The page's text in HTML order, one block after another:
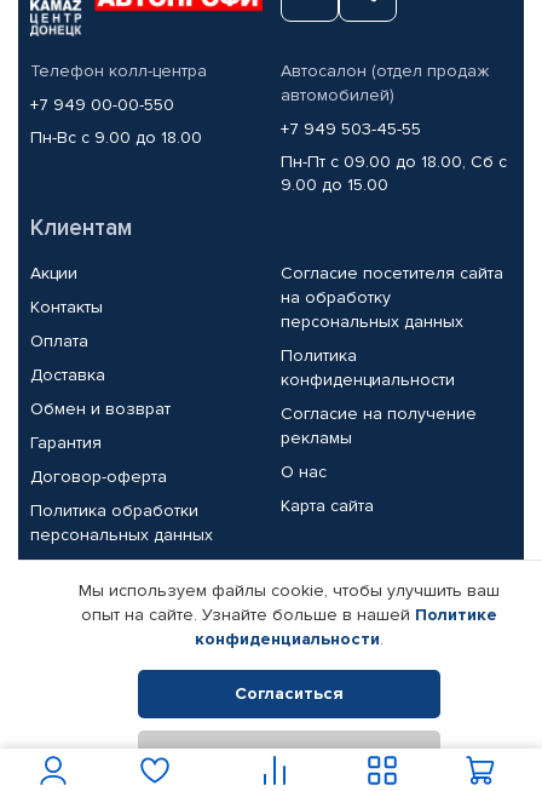
Телефон колл-центра
+7 949 00-00-550
Пн-Вс с 9.00 до 18.00
Автосалон (отдел продаж
автомобилей)
+7 949 503-45-55
Пн-Пт с 09.00 до 18.00, Сб с
9.00 до 15.00
Клиентам
Акции
Контакты
Оплата
Доставка
Обмен и возврат
Гарантия
Договор-оферта
Политика обработки
персональных данных
Согласие посетителя сайта
на обработку
персональных данных
Политика
конфиденциальности
Согласие на получение
рекламы
О нас
Карта сайта
Партнерам
Корпоративным клиентам
Поставщикам
Реквизиты компании
© КАМАЗ ЦЕНТР ДОНЕЦК, 2015-2026. Все права защищены.
Интернет-магазин автомобильных товаров Автопрофи.
Мы используем файлы cookie, чтобы улучшить ваш
опыт на сайте. Узнайте больше в нашей Политике
конфиденциальности.
Согласиться
Отклонить